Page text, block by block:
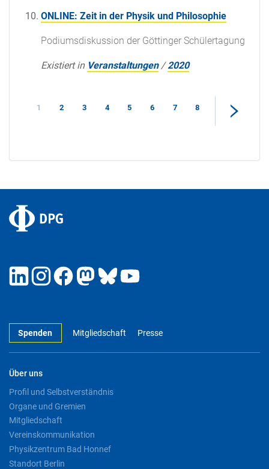
ONLINE: Zeit in der Physik und Philosophie
Podiumsdiskussion der Göttinger Schülertagung
Existiert in Veranstaltungen /2020
1 2 3 4 5 6 7 8
Spenden Mitgliedschaft Presse
Über uns
Profil und Selbstverständnis
Organe und Gremien
Mitgliedschaft
Vereinskommunikation
Physikzentrum Bad Honnef
Standort Berlin